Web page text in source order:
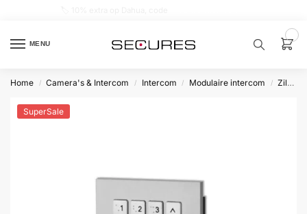
MENU
product…
Home / Camera's & Intercom / Intercom / Modulaire intercom / Zilver
SuperSale